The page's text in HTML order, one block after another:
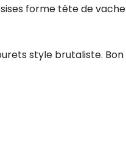
forme tête de vache
style brutaliste. Bon